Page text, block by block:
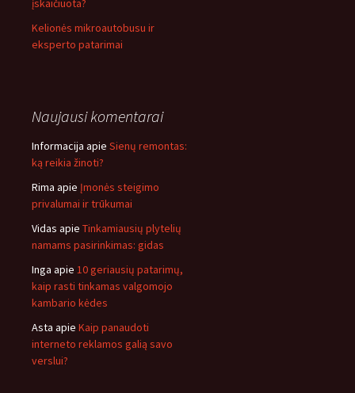
įskaičiuota?
Kelionės mikroautobusu ir
eksperto patarimai
Naujausi komentarai
Informacija apie Sienų remontas:
ką reikia žinoti?
Rima apie Įmonės steigimo
privalumai ir trūkumai
Vidas apie Tinkamiausių plytelių
namams pasirinkimas: gidas
Inga apie 10 geriausių patarimų,
kaip rasti tinkamas valgomojo
kambario kėdes
Asta apie Kaip panaudoti
interneto reklamos galią savo
verslui?